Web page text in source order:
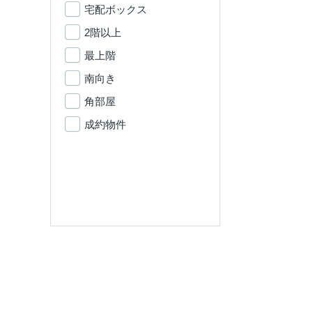
宅配ボックス
2階以上
最上階
南向き
角部屋
成約物件